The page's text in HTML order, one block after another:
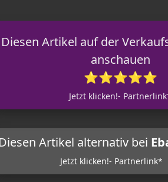
Diesen Artikel auf der
anschauen
⭐⭐⭐⭐⭐
Jetzt klicken!-
Diesen Artikel alternativ bei
Jetzt klicken!- Partnerlink*